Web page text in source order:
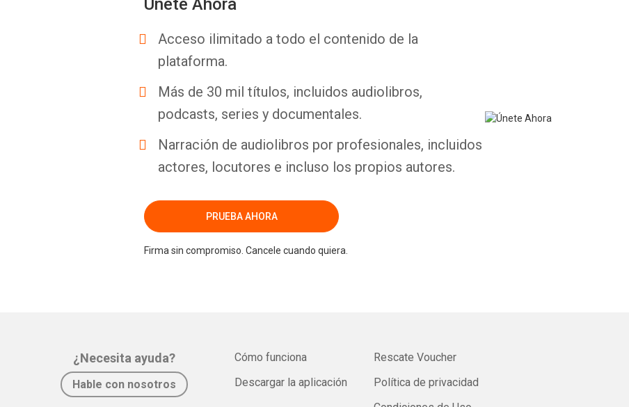
Únete Ahora
Acceso ilimitado a todo el contenido de la
plataforma.
Más de 30 mil títulos, incluidos audiolibros,
podcasts, series y documentales.
Narración de audiolibros por profesionales, incluidos
actores, locutores e incluso los propios autores.
PRUEBA AHORA
Firma sin compromiso. Cancele cuando quiera.
¿Necesita ayuda?
Hable con nosotros
Cómo funciona
Descargar la aplicación
Rescate Voucher
Política de privacidad